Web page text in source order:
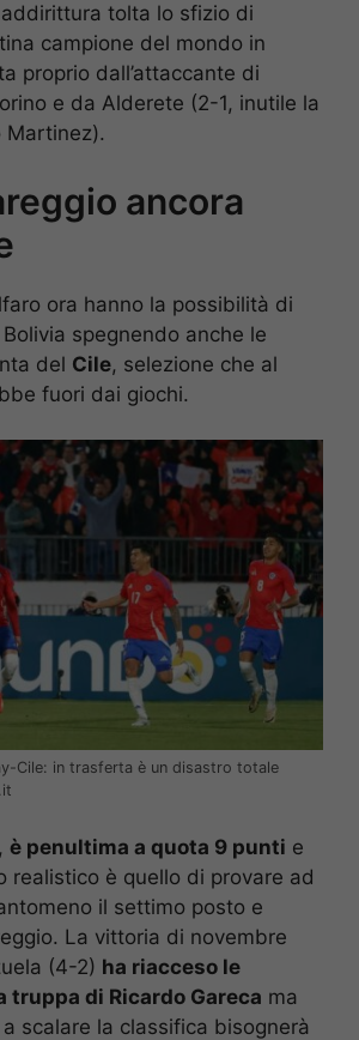
tolta lo sfizio di
campione del mondo in
proprio dall’attaccante di
e da Alderete (2-1, inutile la
Martinez).
ancora
ora hanno la possibilità di
spegnendo anche le
del Cile, selezione che al
fuori dai giochi.
Cile: in trasferta è un disastro totale
è penultima a quota 9 punti e
realistico è quello di provare ad
il settimo posto e
La vittoria di novembre
(4-2) ha riacceso le
truppa di Ricardo Gareca ma
scalare la classifica bisognerà